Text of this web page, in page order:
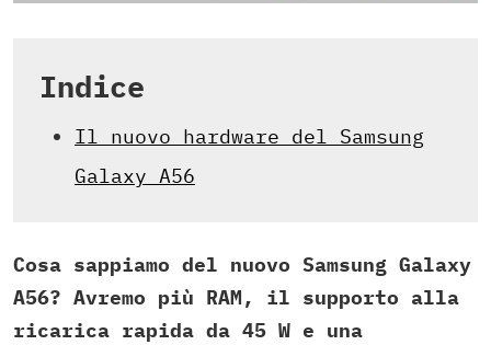
Indice
Il nuovo hardware del Samsung
Galaxy A56
Cosa sappiamo del nuovo Samsung Galaxy
A56? Avremo più RAM, il supporto alla
ricarica rapida da 45 W e una